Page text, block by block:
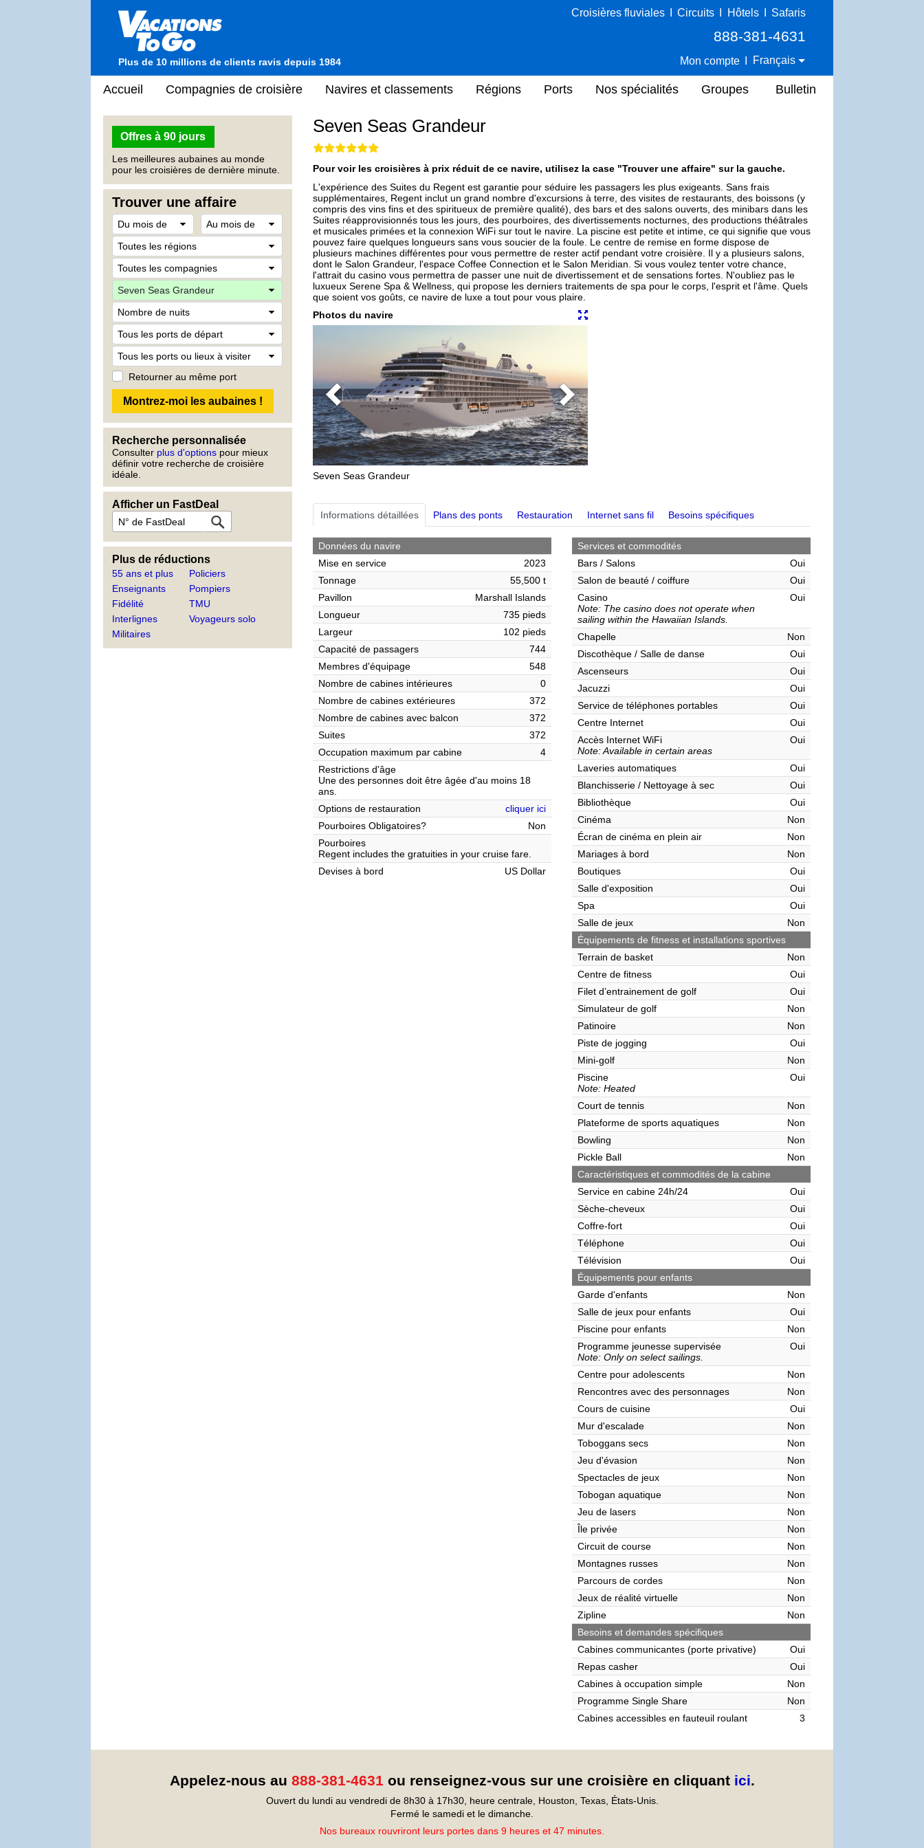
Plus de 10 millions de clients ravis depuis 1984
Croisières fluviales Circuits Hôtels Safaris
888-381-4631
Mon compte Français
Accueil Compagnies de croisière Navires et classements Régions Ports Nos spécialités Groupes Bulletin
Offres à 90 jours
Les meilleures aubaines au monde
pour les croisières de dernière minute.
Trouver une affaire
Retourner au même port
Recherche personnalisée
Consulter plus d'options pour mieux
définir votre recherche de croisière
idéale.
Afficher un FastDeal
Plus de réductions
55 ans et plus
Enseignants
Fidélité
Interlignes
Militaires
Policiers
Pompiers
TMU
Voyageurs solo
Seven Seas Grandeur
Pour voir les croisières à prix réduit de ce navire, utilisez la case "Trouver une affaire" sur la gauche.
L'expérience des Suites du Regent est garantie pour séduire les passagers les plus exigeants. Sans frais
supplémentaires, Regent inclut un grand nombre d'excursions à terre, des visites de restaurants, des boissons (y
compris des vins fins et des spiritueux de première qualité), des bars et des salons ouverts, des minibars dans les
Suites réapprovisionnés tous les jours, des pourboires, des divertissements nocturnes, des productions théâtrales
et musicales primées et la connexion WiFi sur tout le navire. La piscine est petite et intime, ce qui signifie que vous
pouvez faire quelques longueurs sans vous soucier de la foule. Le centre de remise en forme dispose de
plusieurs machines différentes pour vous permettre de rester actif pendant votre croisière. Il y a plusieurs salons,
dont le Salon Grandeur, l'espace Coffee Connection et le Salon Meridian. Si vous voulez tenter votre chance,
l'attrait du casino vous permettra de passer une nuit de divertissement et de sensations fortes. N'oubliez pas le
luxueux Serene Spa & Wellness, qui propose les derniers traitements de spa pour le corps, l'esprit et l'âme. Quels
que soient vos goûts, ce navire de luxe a tout pour vous plaire.
Photos du navire
Previous Next
Seven Seas Grandeur
Informations détaillées Plans des ponts Restauration Internet sans fil Besoins spécifiques
Données du navire
Mise en service
2023
Tonnage
55,500 t
Pavillon
Marshall Islands
Longueur
735 pieds
Largeur
102 pieds
Capacité de passagers
744
Membres d'équipage
548
Nombre de cabines intérieures
0
Nombre de cabines extérieures
372
Nombre de cabines avec balcon
372
Suites
372
Occupation maximum par cabine
4
Restrictions d'âge
Une des personnes doit être âgée d'au moins 18
ans.
Options de restauration
cliquer ici
Pourboires Obligatoires?
Non
Pourboires
Regent includes the gratuities in your cruise fare.
Devises à bord
US Dollar
Services et commodités
Bars / Salons
Oui
Salon de beauté / coiffure
Oui
Casino
Note: The casino does not operate when
sailing within the Hawaiian Islands.
Oui
Chapelle
Non
Discothèque / Salle de danse
Oui
Ascenseurs
Oui
Jacuzzi
Oui
Service de téléphones portables
Oui
Centre Internet
Oui
Accès Internet WiFi
Note: Available in certain areas
Oui
Laveries automatiques
Oui
Blanchisserie / Nettoyage à sec
Oui
Bibliothèque
Oui
Cinéma
Non
Écran de cinéma en plein air
Non
Mariages à bord
Non
Boutiques
Oui
Salle d'exposition
Oui
Spa
Oui
Salle de jeux
Non
Équipements de fitness et installations sportives
Terrain de basket
Non
Centre de fitness
Oui
Filet d’entrainement de golf
Oui
Simulateur de golf
Non
Patinoire
Non
Piste de jogging
Oui
Mini-golf
Non
Piscine
Note: Heated
Oui
Court de tennis
Non
Plateforme de sports aquatiques
Non
Bowling
Non
Pickle Ball
Non
Caractéristiques et commodités de la cabine
Service en cabine 24h/24
Oui
Sèche-cheveux
Oui
Coffre-fort
Oui
Téléphone
Oui
Télévision
Oui
Équipements pour enfants
Garde d'enfants
Non
Salle de jeux pour enfants
Oui
Piscine pour enfants
Non
Programme jeunesse supervisée
Note: Only on select sailings.
Oui
Centre pour adolescents
Non
Rencontres avec des personnages
Non
Cours de cuisine
Oui
Mur d'escalade
Non
Toboggans secs
Non
Jeu d'évasion
Non
Spectacles de jeux
Non
Tobogan aquatique
Non
Jeu de lasers
Non
Île privée
Non
Circuit de course
Non
Montagnes russes
Non
Parcours de cordes
Non
Jeux de réalité virtuelle
Non
Zipline
Non
Besoins et demandes spécifiques
Cabines communicantes (porte privative)
Oui
Repas casher
Oui
Cabines à occupation simple
Non
Programme Single Share
Non
Cabines accessibles en fauteuil roulant
3
Appelez-nous au 888-381-4631 ou renseignez-vous sur une croisière en cliquant ici.
Ouvert du lundi au vendredi de 8h30 à 17h30, heure centrale, Houston, Texas, États-Unis.
Fermé le samedi et le dimanche.
Nos bureaux rouvriront leurs portes dans 9 heures et 47 minutes.